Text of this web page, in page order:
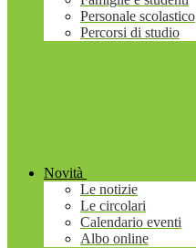
Personale scolastico
Percorsi di studio
Novità
Le notizie
Le circolari
Calendario eventi
Albo online